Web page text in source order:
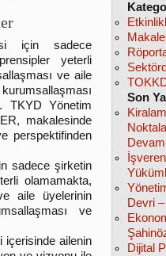
için sadece
yeterli
ve aile
TKYD Yönetim
makalesinde
perspektifinden
sadece şirketin
olamamakta,
aile üyelerinin
ve
içerisinde ailenin
Son
Devri
Dijital